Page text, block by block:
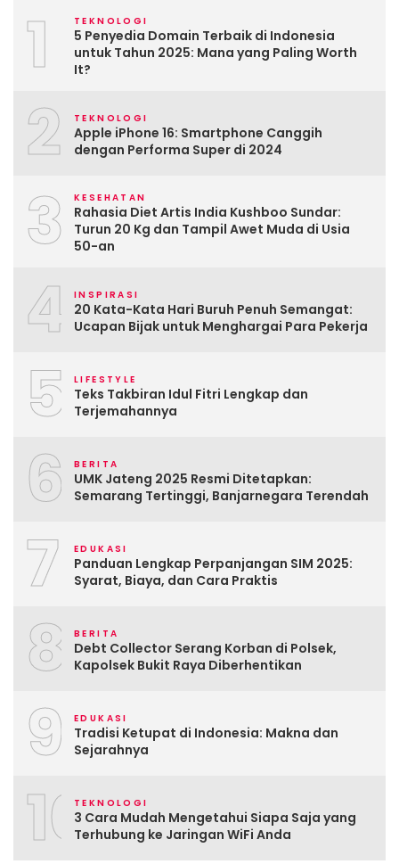
1 TEKNOLOGI
5 Penyedia Domain Terbaik di Indonesia
untuk Tahun 2025: Mana yang Paling Worth
It?
2 TEKNOLOGI
Apple iPhone 16: Smartphone Canggih
dengan Performa Super di 2024
3 KESEHATAN
Rahasia Diet Artis India Kushboo Sundar:
Turun 20 Kg dan Tampil Awet Muda di Usia
50-an
4 INSPIRASI
20 Kata-Kata Hari Buruh Penuh Semangat:
Ucapan Bijak untuk Menghargai Para Pekerja
5 LIFESTYLE
Teks Takbiran Idul Fitri Lengkap dan
Terjemahannya
6 BERITA
UMK Jateng 2025 Resmi Ditetapkan:
Semarang Tertinggi, Banjarnegara Terendah
7 EDUKASI
Panduan Lengkap Perpanjangan SIM 2025:
Syarat, Biaya, dan Cara Praktis
8 BERITA
Debt Collector Serang Korban di Polsek,
Kapolsek Bukit Raya Diberhentikan
9 EDUKASI
Tradisi Ketupat di Indonesia: Makna dan
Sejarahnya
10TEKNOLOGI
3 Cara Mudah Mengetahui Siapa Saja yang
Terhubung ke Jaringan WiFi Anda